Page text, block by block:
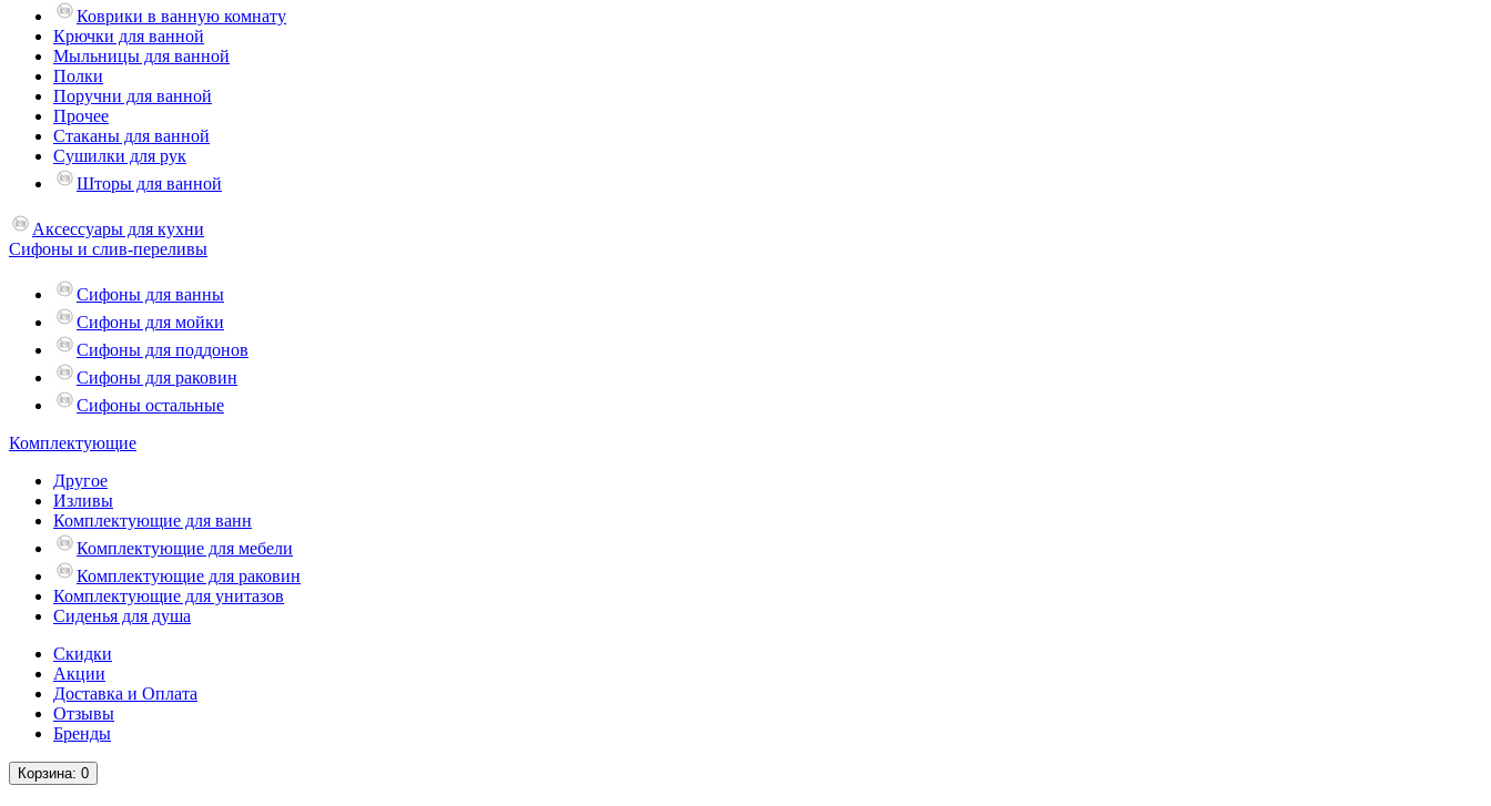
Коврики в ванную комнату
Крючки для ванной
Мыльницы для ванной
Полки
Поручни для ванной
Прочее
Стаканы для ванной
Сушилки для рук
Шторы для ванной
Аксессуары для кухни
Сифоны и слив-переливы
Сифоны для ванны
Сифоны для мойки
Сифоны для поддонов
Сифоны для раковин
Сифоны остальные
Комплектующие
Другое
Изливы
Комплектующие для ванн
Комплектующие для мебели
Комплектующие для раковин
Комплектующие для унитазов
Сиденья для душа
Скидки
Акции
Доставка и Оплата
Отзывы
Бренды
Корзина: 0